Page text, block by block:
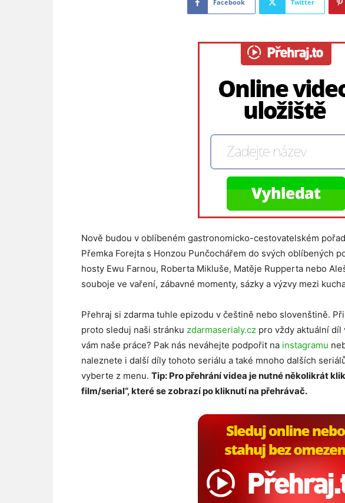
Facebook Twitter
Nově budou v oblíbeném gastronomicko-cestovatelském
Přemka Forejta s Honzou Punčochářem do svých oblíbených
hosty Ewu Farnou, Roberta Mikluše, Matěje Rupperta nebo
souboje ve vaření, zábavné momenty, sázky a výzvy mezi
Přehraj si zdarma tuhle epizodu v češtině nebo slovenštině.
proto sleduj naši stránku zdarmaserialy.cz pro vždy aktuální
vám naše práce? Pak nás neváhejte podpořit na instagramu
naleznete i další díly tohoto seriálu a také mnoho dalších
vyberte z menu. Tip: Pro přehrání videa je nutné několikrát
film/serial“, které se zobrazí po kliknutí na přehrávač.